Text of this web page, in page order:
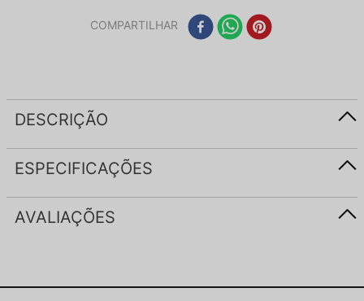
COMPARTILHAR
DESCRIÇÃO
ESPECIFICAÇÕES
AVALIAÇÕES